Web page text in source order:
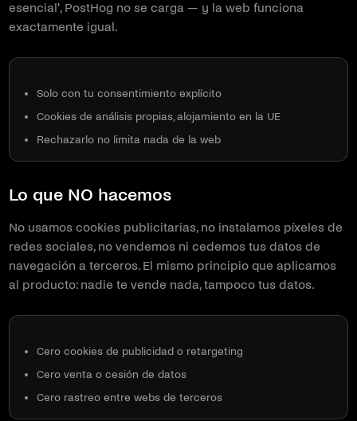
esencial', PostHog no se carga — y la web funciona
exactamente igual.
Solo con tu consentimiento explícito
Cookies de análisis propias, alojamiento en la UE
Rechazarlo no limita nada de la web
Lo que NO hacemos
No usamos cookies publicitarias, no instalamos píxeles de
redes sociales, no vendemos ni cedemos tus datos de
navegación a terceros. El mismo principio que aplicamos
al producto: nadie te vende nada, tampoco tus datos.
Cero cookies de publicidad o retargeting
Cero venta o cesión de datos
Cero rastreo entre webs de terceros